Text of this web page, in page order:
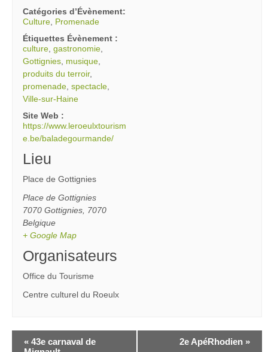
Catégories d’Évènement:
Culture, Promenade
Étiquettes Évènement :
culture, gastronomie,
Gottignies, musique,
produits du terroir,
promenade, spectacle,
Ville-sur-Haine
Site Web :
https://www.leroeulxtourism
e.be/baladegourmande/
Lieu
Place de Gottignies
Place de Gottignies
7070 Gottignies, 7070
Belgique
+ Google Map
Organisateurs
Office du Tourisme
Centre culturel du Roeulx
« 43e carnaval de
2e ApéRhodien »